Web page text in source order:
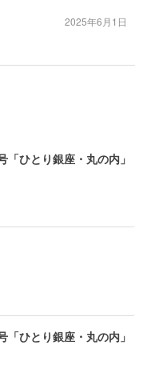
2025年6月1日
ひとり銀座・丸の内」
ひとり銀座・丸の内」